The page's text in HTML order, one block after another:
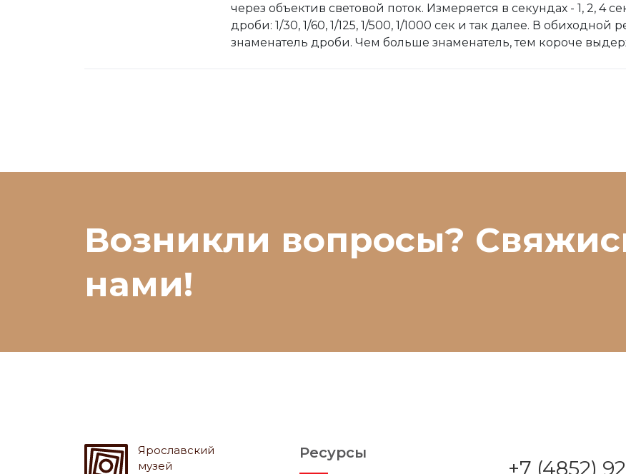
через объектив световой поток. Измеряется в секундах - 1, 2, 4
дроби: 1/30, 1/60, 1/125, 1/500, 1/1000 сек и так далее. В
знаменатель дроби. Чем больше знаменатель, тем короче
Возникли вопросы?
нами!
Ярославский
музей
Ресурсы
+7 (4852)